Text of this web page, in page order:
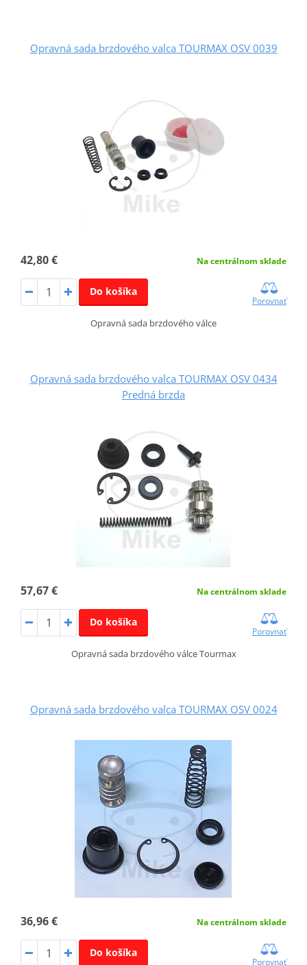
Opravná sada brzdového valca TOURMAX OSV 0039
42,80 € Na centrálnom sklade
Do košíka
Porovnať
Opravná sada brzdového válce
Opravná sada brzdového valca TOURMAX OSV 0434
Predná brzda
57,67 € Na centrálnom sklade
Do košíka
Porovnať
Opravná sada brzdového válce Tourmax
Opravná sada brzdového valca TOURMAX OSV 0024
36,96 € Na centrálnom sklade
Do košíka
Porovnať